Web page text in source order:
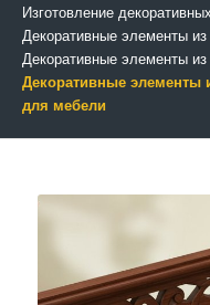
Изготовление
Декоративные элементы
Декоративные элементы
Декоративные элементы
для мебели